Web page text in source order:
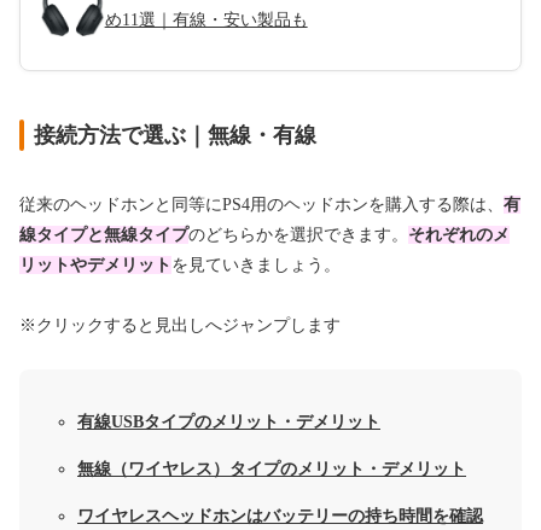
め11選｜有線・安い製品も
接続方法で選ぶ｜無線・有線
従来のヘッドホンと同等にPS4用のヘッドホンを購入する際は、 有
線タイプと無線タイプのどちらかを選択できます。 それぞれのメ
リットやデメリット を見ていきましょう。
※クリックすると見出しへジャンプします
有線USBタイプのメリット・デメリット
無線（ワイヤレス）タイプのメリット・デメリット
ワイヤレスヘッドホンはバッテリーの持ち時間を確認